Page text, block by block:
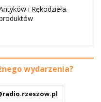
i Rękodzieła.
wydarzenia?